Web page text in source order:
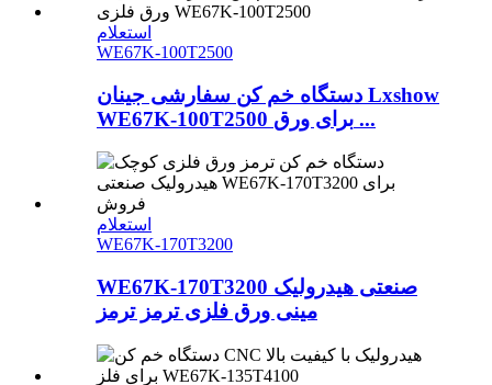
استعلام
WE67K-100T2500
دستگاه خم کن سفارشی جینان Lxshow
WE67K-100T2500 برای ورق ...
استعلام
WE67K-170T3200
WE67K-170T3200 صنعتی هیدرولیک
مینی ورق فلزی ترمز ترمز